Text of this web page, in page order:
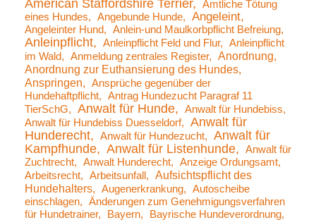
American Staffordshire Terrier
Amtliche Tötung
eines Hundes
Angebunde Hunde Angeleint
Angeleinter Hund Anlein-und Maulkorbpflicht Befreiung
Anleinpflicht Anleinpflicht Feld und Flur
Anleinpflicht
im Wald
Anmeldung zentrales Register
Anordnung
Anordnung zur Euthansierung des Hundes
Anspringen
Ansprüche gegenüber der
Hundehaftpflicht
Antrag Hundezucht Paragraf 11
TierSchG
Anwalt für Hunde
Anwalt für Hundebiss
Anwalt für Hundebiss Duesseldorf
Anwalt für
Hunderecht
Anwalt für Hundezucht
Anwalt für
Kampfhunde
Anwalt für Listenhunde
Anwalt für
Zuchtrecht
Anwalt Hunderecht
Anzeige Ordungsamt
Arbeitsrecht
Arbeitsunfall
Aufsichtspflicht des
Hundehalters
Augenerkrankung
Autoscheibe
einschlagen
Änderungen zum Genehmigungsverfahren
für Hundetrainer
Bayern Bayrische Hundeverordnung